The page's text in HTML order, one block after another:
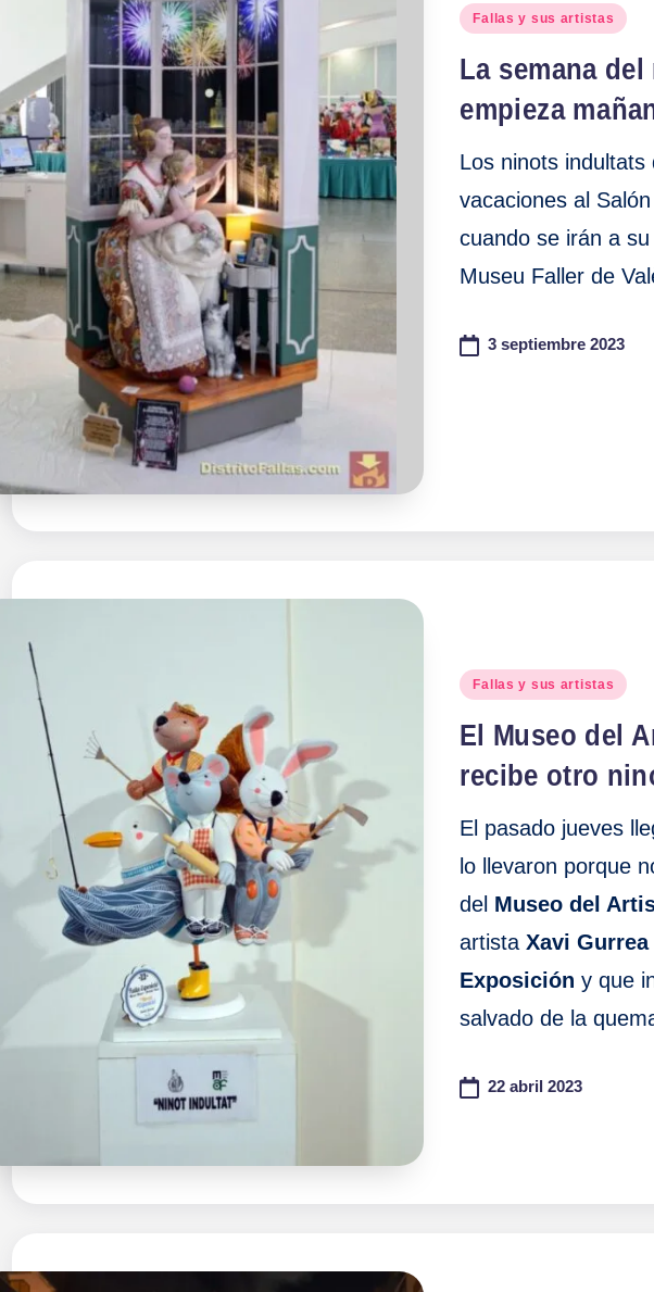
Publicado
Fallas y sus artistas
La semana
empieza
Los ninots indultats
vacaciones al
cuando se irán a
Museu Faller de
3 septiembre 2023
Publicado
Fallas y sus artistas
El Museo del
recibe otro
El pasado jueves
lo llevaron porque
del Museo del
artista Xavi Gurrea
Exposicióny que
salvado de la
22 abril 2023